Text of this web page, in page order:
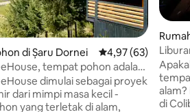
di Șaru Dornei Nilai rata-rata 4,97
4,97 (63)
tempat pohon adalah
Anda!
dimulai sebagai proyek
dari mimpi masa kecil -
yang terletak di alam,
Frame
di Colibita! Dari teras